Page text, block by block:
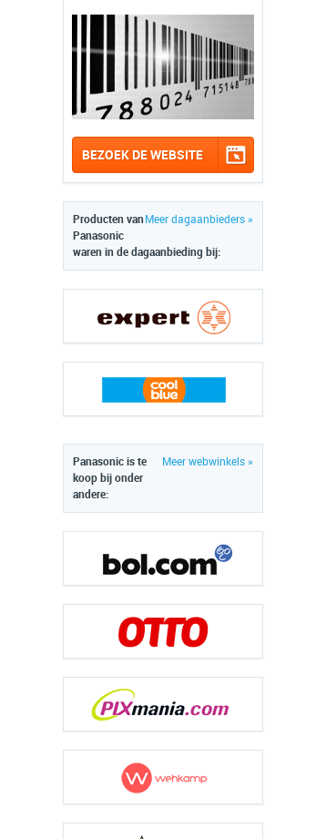
BEZOEK DE WEBSITE
Meer dagaanbieders »
Producten van
Panasonic
waren in de dagaanbieding bij:
Meer webwinkels »
Panasonic is te
koop bij onder
andere: